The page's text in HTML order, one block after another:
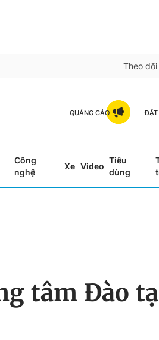
Theo
QUẢNG CÁO ĐẶT
Công
nghệ
Xe Video
Tiêu
dùng
tâm Đào